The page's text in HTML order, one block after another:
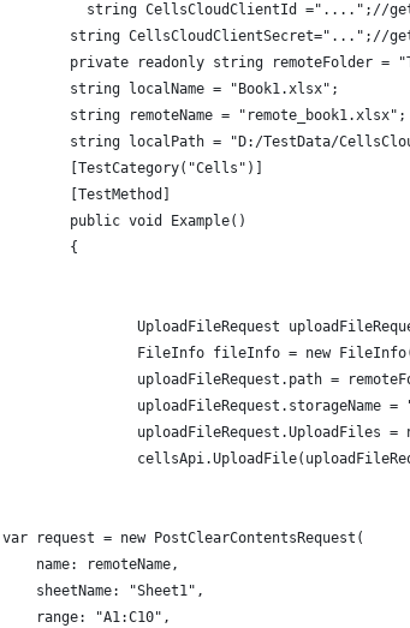
string CellsCloudClientId ="....";//
string CellsCloudClientSecret="...";//
private readonly string remoteFolder =
        string localName = "Book1.xlsx";
        string remoteName = "remote_book1.xlsx";
string localPath = "D:/TestData/
        [TestCategory("Cells")]
        [TestMethod]
        public void Example()
        {
UploadFileRequest
FileInfo fileInfo = new
uploadFileRequest.path =
uploadFileRequest.storageName =
uploadFileRequest.UploadFiles =
var request = new PostClearContentsRequest(
    name: remoteName,
    sheetName: "Sheet1",
    range: "A1:C10",